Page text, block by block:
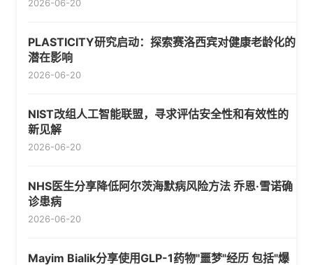
2026-06-20
PLASTICITY研究启动：探索赛洛西宾对健康老龄化的
潜在影响
2026-06-20
NIST改组人工智能联盟，寻求评估安全性和有效性的
新见解
2026-06-20
NHS医生分享降低阿尔茨海默病风险方法 乔恩·雪诺确
诊患病
2026-06-20
Mayim Bialik分享使用GLP-1药物"噩梦"经历 包括"爆